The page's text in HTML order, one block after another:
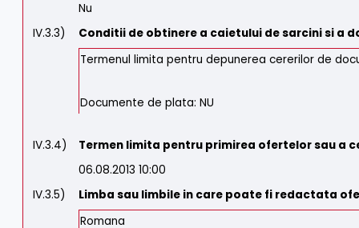
Nu
IV.3.3)
Conditii de obtinere a caietului de sarcini si a
Termenul limita pentru depunerea cererilor de
Documente de plata: NU
IV.3.4)
Termen limita pentru primirea ofertelor sau a
06.08.2013 10:00
IV.3.5)
Limba sau limbile in care poate fi redactata
Romana